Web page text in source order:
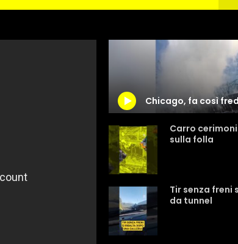
Carro
sulla folla
Tir senza freni
da tunnel